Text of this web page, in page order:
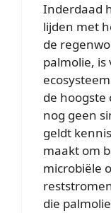
Inderdaad
lijden met
de
palmolie, is
de hoogste
nog geen
geldt
maakt om
microbiële
die